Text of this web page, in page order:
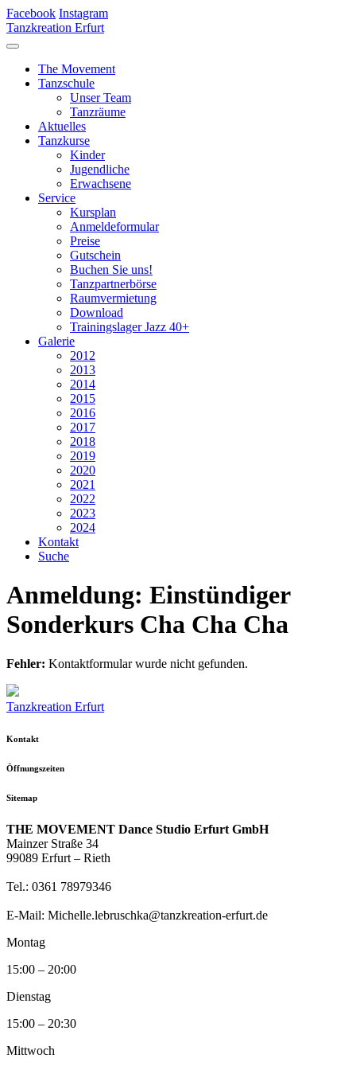
Facebook Instagram
Tanzkreation Erfurt
The Movement
Tanzschule
Unser Team
Tanzräume
Aktuelles
Tanzkurse
Kinder
Jugendliche
Erwachsene
Service
Kursplan
Anmeldeformular
Preise
Gutschein
Buchen Sie uns!
Tanzpartnerbörse
Raumvermietung
Download
Trainingslager Jazz 40+
Galerie
2012
2013
2014
2015
2016
2017
2018
2019
2020
2021
2022
2023
2024
Kontakt
Suche
Anmeldung: Einstündiger
Sonderkurs Cha Cha Cha
Fehler: Kontaktformular wurde nicht gefunden.
Tanzkreation Erfurt
Kontakt
Öffnungszeiten
Sitemap
THE MOVEMENT Dance Studio Erfurt GmbH
Mainzer Straße 34
99089 Erfurt – Rieth
Tel.: 0361 78979346
E-Mail: Michelle.lebruschka@tanzkreation-erfurt.de
Montag
15:00 – 20:00
Dienstag
15:00 – 20:30
Mittwoch